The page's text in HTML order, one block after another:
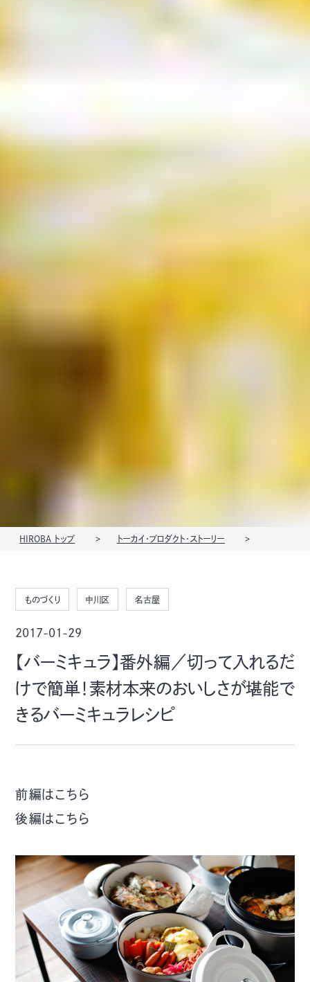
HIROBA トップ トーカイ・プロダクト・ストーリー
ものづくり 中川区 名古屋
2017-01-29
【バーミキュラ】番外編／切って入れるだ
けで簡単！素材本来のおいしさが堪能で
きるバーミキュラレシピ
前編はこちら
後編はこちら